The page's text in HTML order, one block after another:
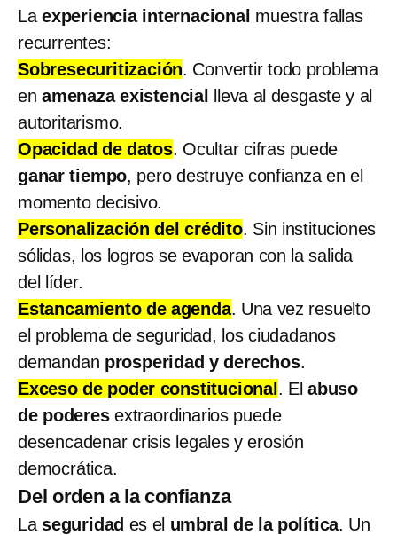
La experiencia internacional muestra fallas
recurrentes:
Sobresecuritización. Convertir todo problema
en amenaza existencial
lleva al desgaste y al
autoritarismo.
Opacidad de datos. Ocultar cifras puede
ganar tiempo, pero destruye confianza en el
momento decisivo.
Personalización del crédito. Sin instituciones
sólidas, los logros se evaporan con la salida
del líder.
Estancamiento de agenda. Una vez resuelto
el problema de seguridad, los ciudadanos
demandan prosperidad y derechos.
Exceso de poder constitucional . Elabuso
de poderesextraordinarios puede
desencadenar crisis legales y erosión
democrática.
Del orden a la confianza
La seguridad es el umbral de la política. Un